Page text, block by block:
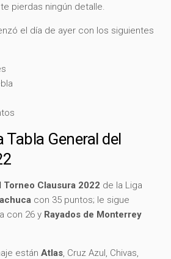
pierdas ningún detalle.
el día de ayer con los siguientes
Tabla General del
Torneo Clausura 2022 de la Liga
con 35 puntos; le sigue
con 26 y Rayados de Monterrey
están Atlas, Cruz Azul, Chivas,